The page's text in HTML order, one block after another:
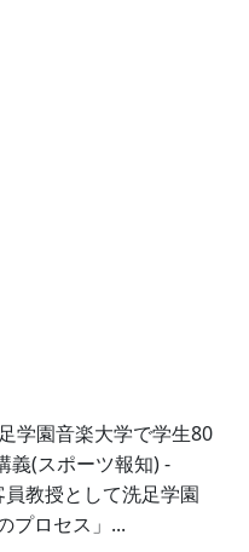
学園音楽大学で学生80
義(スポーツ報知) -
教授として洗足学園
プロセス」...